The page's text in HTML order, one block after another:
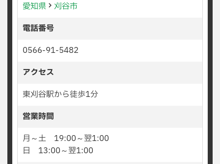
愛知県
刈谷市
電話番号
0566-91-5482
アクセス
東刈谷駅から徒歩1分
営業時間
月～土 19:00～翌1:00
日 13:00～翌1:00